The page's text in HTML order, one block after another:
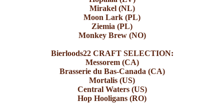
Mirakel (NL)
Moon Lark (PL)
Ziemia (PL)
Monkey Brew (NO)
Bierloods22 CRAFT SELECTION:
Messorem (CA)
Brasserie du Bas-Canada (CA)
Mortalis (US)
Central Waters (US)
Hop Hooligans (RO)